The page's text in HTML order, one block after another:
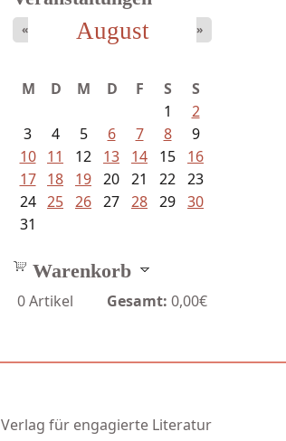
und...
August
« »
M D M D F S
S
1
2
3
4 5 6 7 8
9
10
11 12 13 14 15
16
17
18 19 20 21 22 23
24 25 26 27 28 29 30
31
Warenkorb
0Artikel Gesamt: 0,00€
Verlag für engagierte Literatur